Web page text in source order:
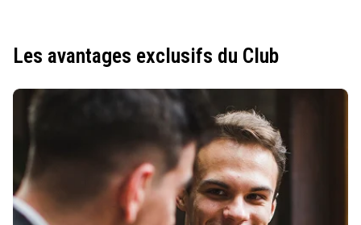
Les avantages exclusifs du Club